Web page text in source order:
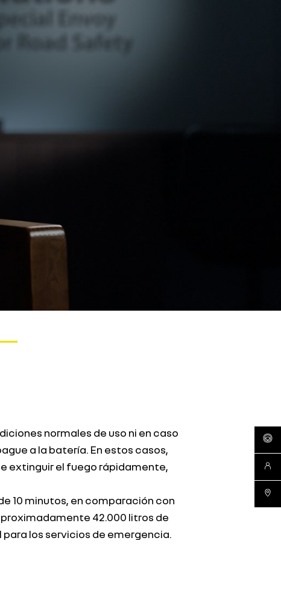
red
normales de uso ni en caso
a la batería. En estos casos,
extinguir el fuego rápidamente,
10 minutos, en comparación con
42.000 litros de
los servicios de emergencia.